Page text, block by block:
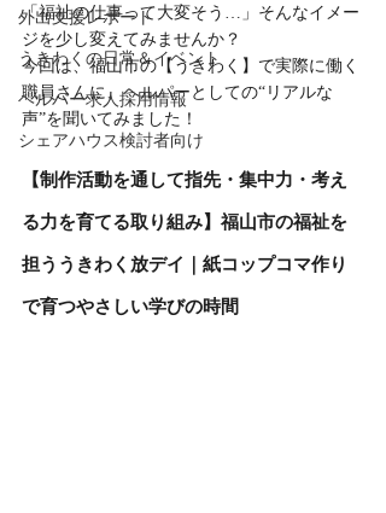
外出支援レポート
うきわくの日常＆イベント
ヘルパー求人採用情報
シェアハウス検討者向け
「福祉の仕事って大変そう…」そんなイメー
ジを少し変えてみませんか？
今回は、福山市の【うきわく】で実際に働く
職員さんに、ヘルパーとしての“リアルな
声”を聞いてみました！
【制作活動を通して指先・集中力・考え
る力を育てる取り組み】福山市の福祉を
担ううきわく放デイ｜紙コップコマ作り
で育つやさしい学びの時間